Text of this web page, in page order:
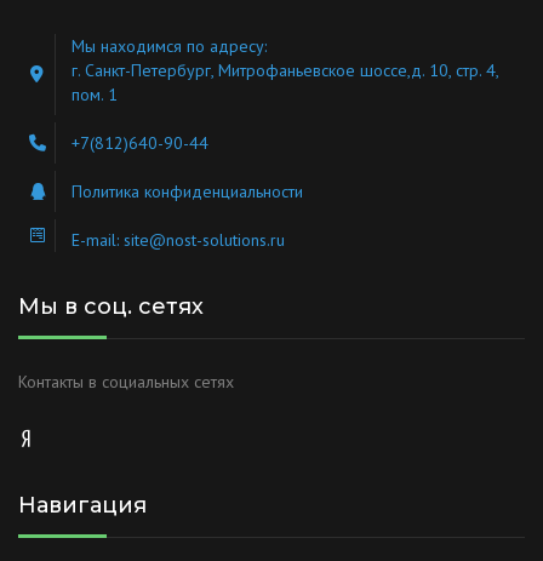
Мы находимся по адресу:
г. Санкт-Петербург, Митрофаньевское шоссе,д. 10, стр. 4,
пом. 1
+7(812)640-90-44
Политика конфиденциальности
E-mail: site@nost-solutions.ru
Мы в соц. сетях
Контакты в социальных сетях
Навигация